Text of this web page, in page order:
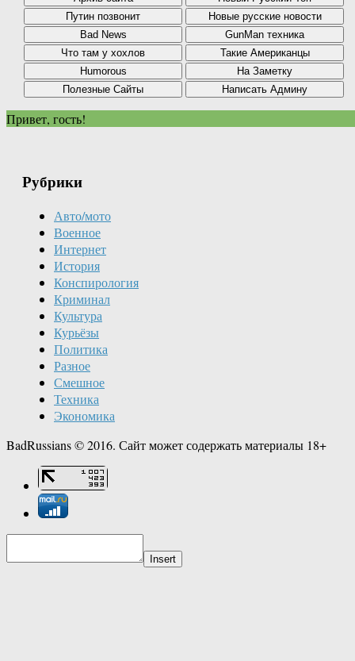
Привет, гость!
Рубрики
Авто/мото
Военное
Интернет
История
Конспирология
Криминал
Культура
Курьёзы
Политика
Разное
Смешное
Техника
Экономика
BadRussians © 2016. Сайт может содержать материалы 18+
Insert